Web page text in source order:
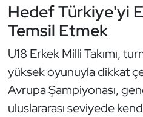
Hedef Türkiye'yi
Temsil Etmek
U18 Erkek Milli Takımı,
yüksek oyunuyla dikkat
Avrupa Şampiyonası,
uluslararası seviyede
Kayak
Kempo
Kick Boks
Kürek